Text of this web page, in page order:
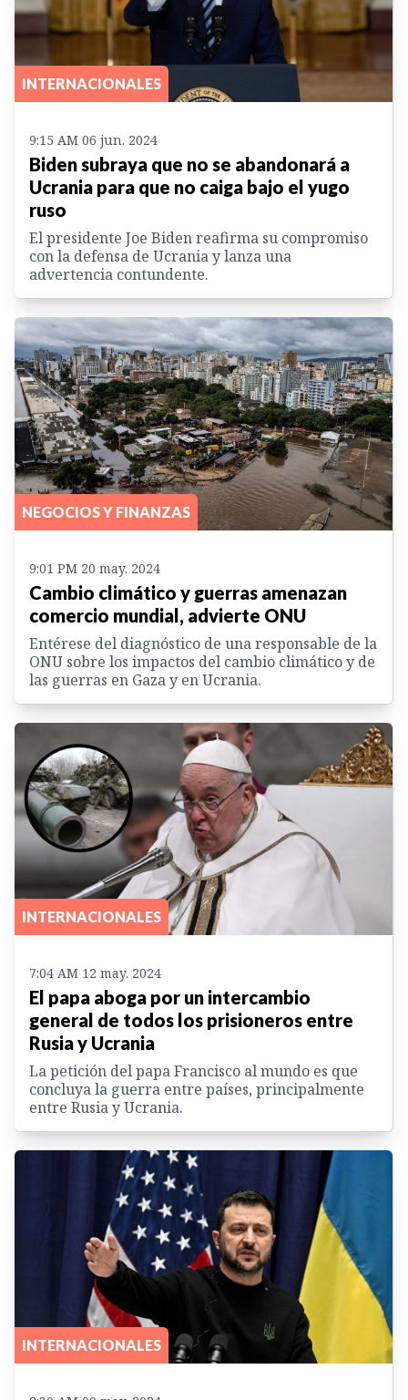
INTERNACIONALES
9:15 AM 06 jun. 2024
Biden subraya que no se abandonará a
Ucrania para que no caiga bajo el yugo
ruso
El presidente Joe Biden reafirma su compromiso
con la defensa de Ucrania y lanza una
advertencia contundente.
NEGOCIOS Y FINANZAS
9:01 PM 20 may. 2024
Cambio climático y guerras amenazan
comercio mundial, advierte ONU
Entérese del diagnóstico de una responsable de la
ONU sobre los impactos del cambio climático y de
las guerras en Gaza y en Ucrania.
INTERNACIONALES
7:04 AM 12 may. 2024
El papa aboga por un intercambio
general de todos los prisioneros entre
Rusia y Ucrania
La petición del papa Francisco al mundo es que
concluya la guerra entre países, principalmente
entre Rusia y Ucrania.
INTERNACIONALES